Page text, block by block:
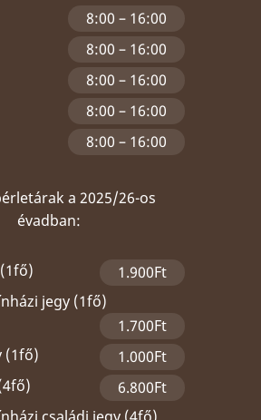
8:00 – 16:00
8:00 – 16:00
8:00 – 16:00
8:00 – 16:00
8:00 – 16:00
a 2025/26-os
évadban:
1.900Ft
jegy (1fő)
1.700Ft
(1fő)
1.000Ft
6.800Ft